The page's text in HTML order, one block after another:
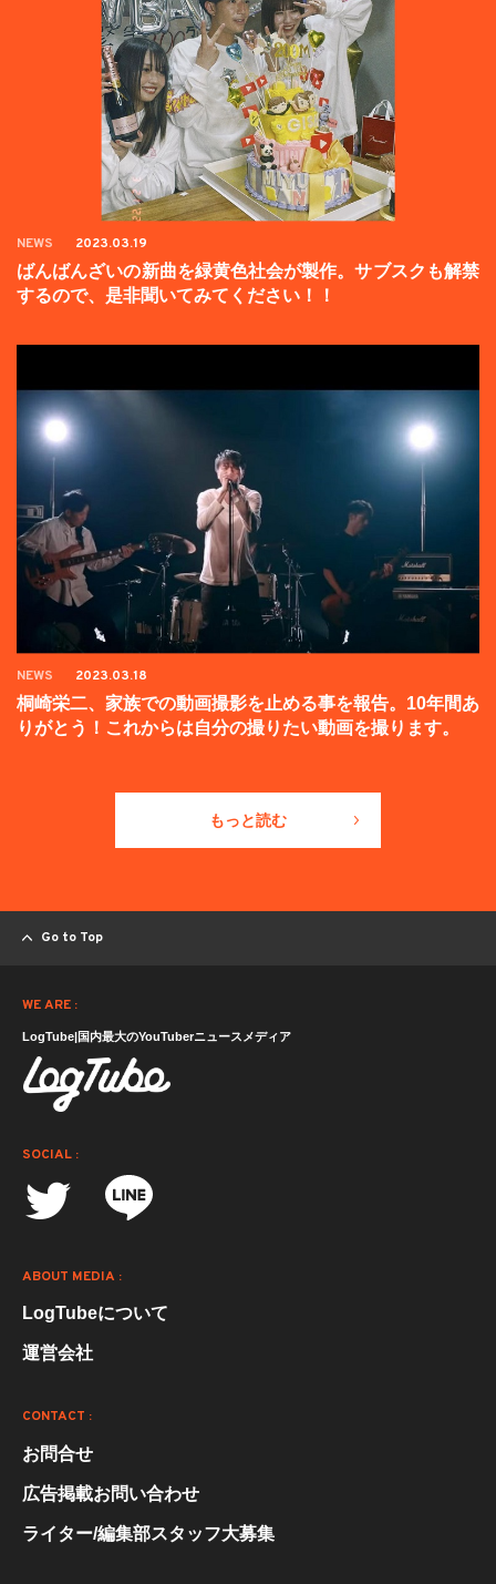
NEWS 2023.03.19
ばんばんざいの新曲を緑黄色社会が製作。サブスクも解禁
するので、是非聞いてみてください！！
NEWS 2023.03.18
桐崎栄二、家族での動画撮影を止める事を報告。10年間あ
りがとう！これからは自分の撮りたい動画を撮ります。
もっと読む
Go to Top
WE ARE :
LogTube|国内最大のYouTuberニュースメディア
SOCIAL :
ABOUT MEDIA :
LogTubeについて
運営会社
CONTACT :
お問合せ
広告掲載お問い合わせ
ライター/編集部スタッフ大募集